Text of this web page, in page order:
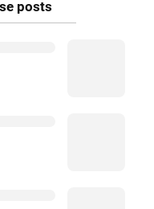
posts